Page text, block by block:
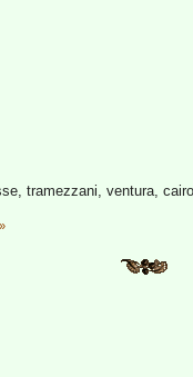
tramezzani, ventura,